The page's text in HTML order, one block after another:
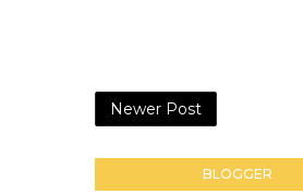
Newer Post
BLOGGER